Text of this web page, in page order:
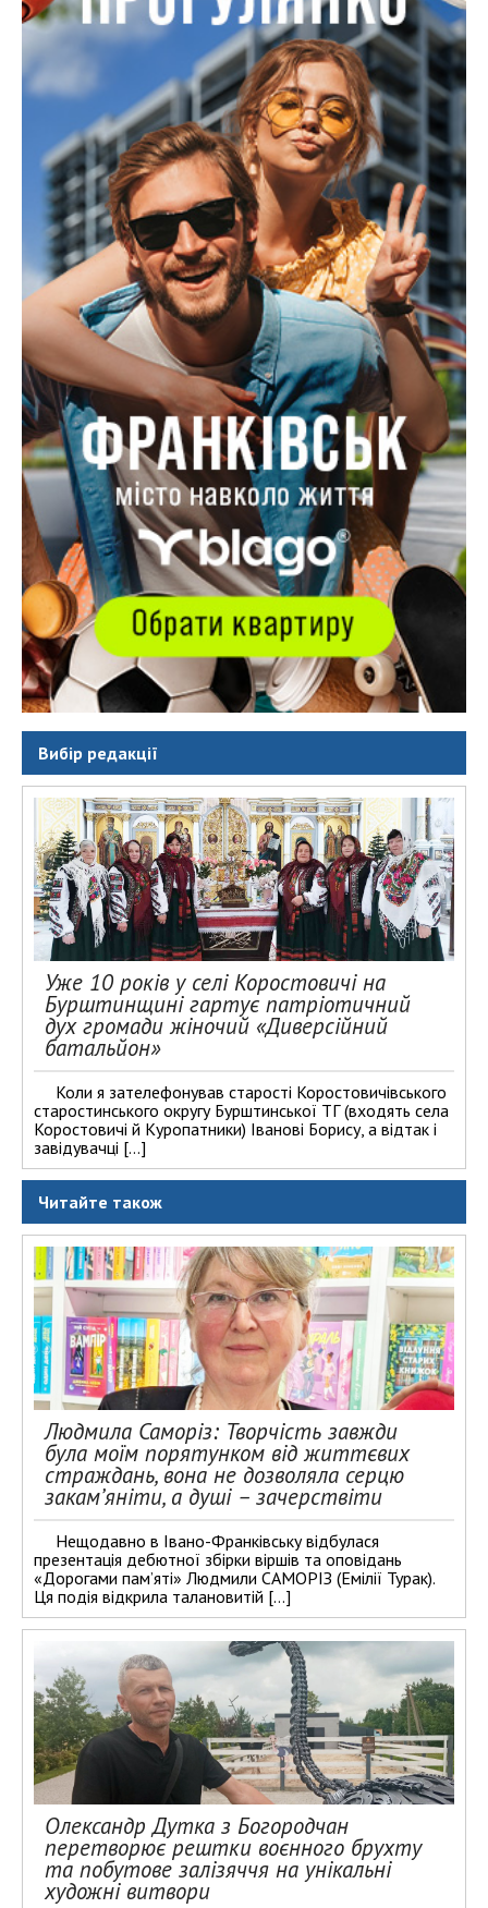
Вибір редакції
Уже 10 років у селі Коростовичі на
Бурштинщині гартує патріотичний
дух громади жіночий «Диверсійний
батальйон»
Коли я зателефонував старості Коростовичівського
старостинського округу Бурштинської ТГ (входять села
Коростовичі й Куропатники) Іванові Борису, а відтак і
завідувачці […]
Читайте також
Людмила Саморіз: Творчість завжди
була моїм порятунком від життєвих
страждань, вона не дозволяла серцю
закам’яніти, а душі – зачерствіти
Нещодавно в Івано-Франківську відбулася
презентація дебютної збірки віршів та оповідань
«Дорогами пам’яті» Людмили САМОРІЗ (Емілії Турак).
Ця подія відкрила талановитій […]
Олександр Дутка з Богородчан
перетворює рештки воєнного брухту
та побутове залізяччя на унікальні
художні витвори